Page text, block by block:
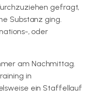
gefragt,
Substanz ging.
, oder
am Nachmittag.
in
ein Staffellauf